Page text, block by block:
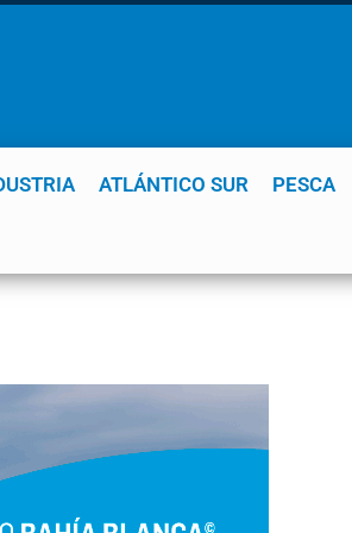
ATLÁNTICO SUR PESCA